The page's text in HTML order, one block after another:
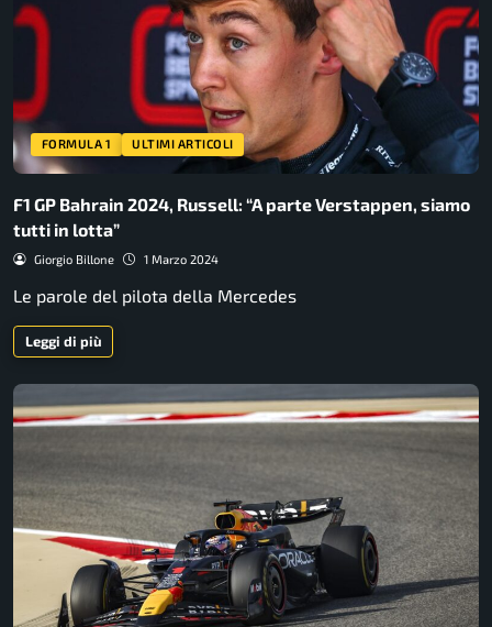
FORMULA 1 ULTIMI ARTICOLI
F1 GP Bahrain 2024, Russell: “A parte Verstappen, siamo
tutti in lotta”
Giorgio Billone 1 Marzo 2024
Le parole del pilota della Mercedes
Leggi di più